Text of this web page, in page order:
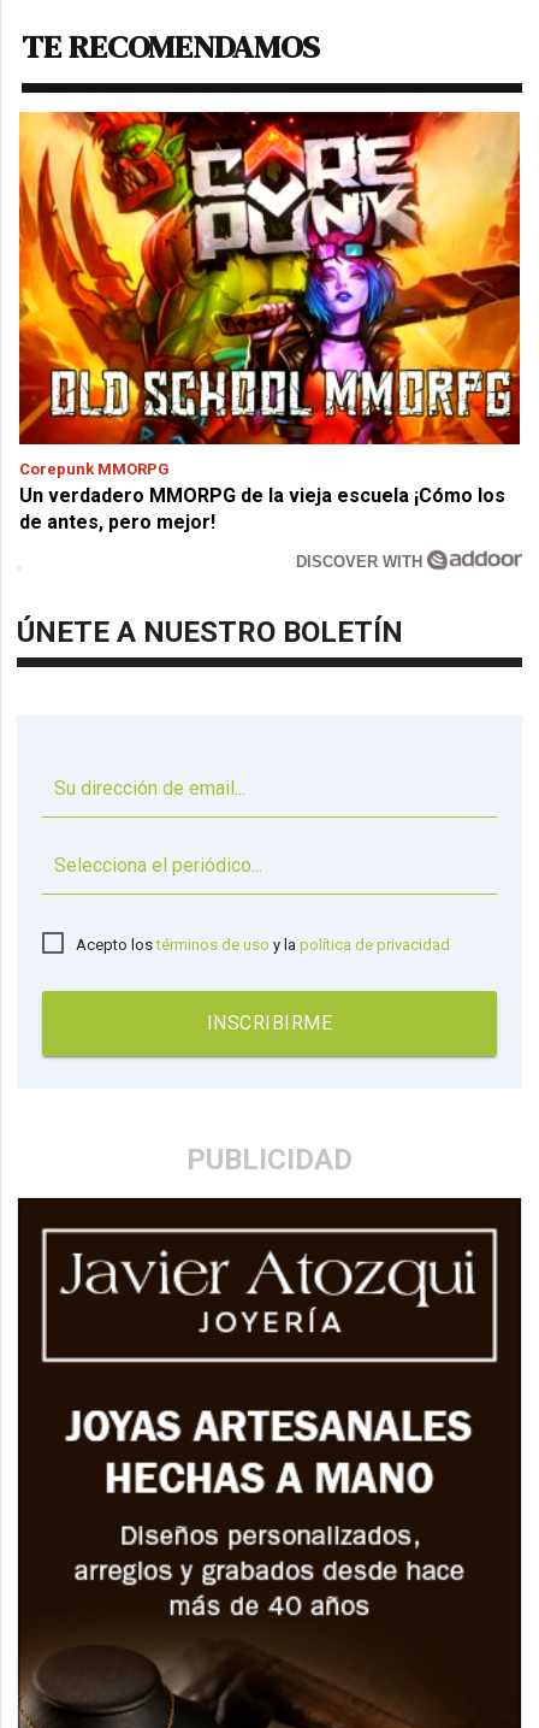
TE RECOMENDAMOS
Corepunk MMORPG
Un verdadero MMORPG de la vieja escuela ¡Cómo los
de antes, pero mejor!
DISCOVER WITH
ÚNETE A NUESTRO BOLETÍN
Acepto lostérminos de uso y lapolítica de privacidad
INSCRIBIRME
PUBLICIDAD